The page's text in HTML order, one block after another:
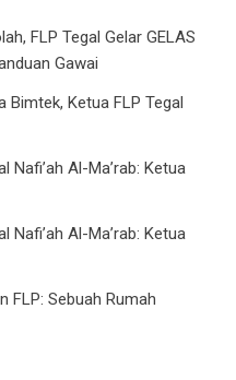
FLP Tegal Gelar GELAS
Gawai
Bimtek, Ketua FLP Tegal
Nafi’ah Al-Ma’rab: Ketua
Nafi’ah Al-Ma’rab: Ketua
FLP: Sebuah Rumah